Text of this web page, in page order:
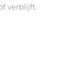
verblijft.